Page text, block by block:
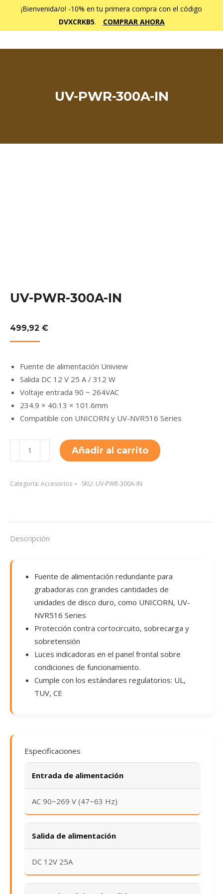
¡Bienvenida/o! -10% en tu primera compra con el código
DVXCRKB5. COMPRAR AHORA
UV-PWR-300A-IN
UV-PWR-300A-IN
499,92 €
Fuente de alimentación Uniview
Salida DC 12 V 25 A / 312 W
Voltaje entrada 90 ~ 264VAC
234.9 × 40.13 × 101.6mm
Compatible con UNICORN y UV-NVR516 Series
PWR-
IN
Añadir al carrito
Categoría: Accesorios SKU: UV-PWR-300A-IN
Descripción
Fuente de alimentación redundante para
grabadoras con grandes cantidades de
unidades de disco duro, como UNICORN, UV-
NVR516 Series
Protección contra cortocircuito, sobrecarga y
sobretensión
Luces indicadoras en el panel frontal sobre
condiciones de funcionamiento.
Cumple con los estándares regulatorios: UL,
TUV, CE
Especificaciones
Entrada de alimentación
AC 90~269 V (47~63 Hz)
Salida de alimentación
DC 12V 25A